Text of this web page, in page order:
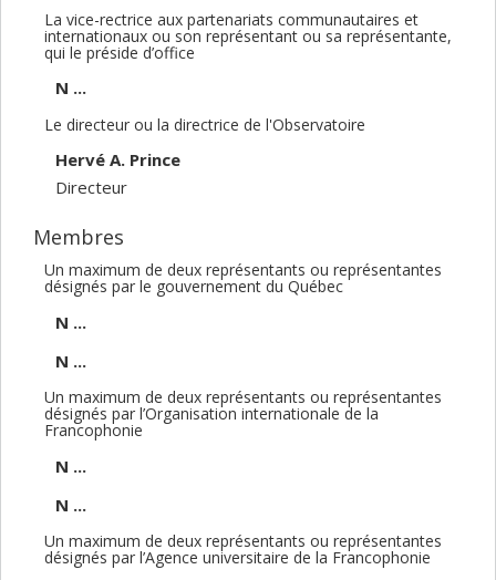
La vice-rectrice aux partenariats communautaires et
internationaux ou son représentant ou sa représentante,
qui le préside d’office
N ...
Le directeur ou la directrice de l'Observatoire
Hervé A. Prince
Directeur
Membres
Un maximum de deux représentants ou représentantes
désignés par le gouvernement du Québec
N ...
N ...
Un maximum de deux représentants ou représentantes
désignés par l’Organisation internationale de la
Francophonie
N ...
N ...
Un maximum de deux représentants ou représentantes
désignés par l’Agence universitaire de la Francophonie